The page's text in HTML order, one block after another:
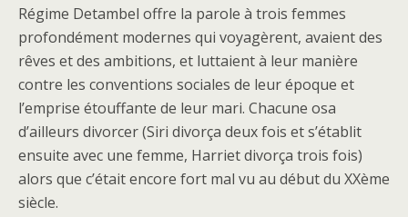
Régime Detambel offre la parole à trois femmes
profondément modernes qui voyagèrent, avaient des
rêves et des ambitions, et luttaient à leur manière
contre les conventions sociales de leur époque et
l’emprise étouffante de leur mari. Chacune osa
d’ailleurs divorcer (Siri divorça deux fois et s’établit
ensuite avec une femme, Harriet divorça trois fois)
alors que c’était encore fort mal vu au début du XXème
siècle.